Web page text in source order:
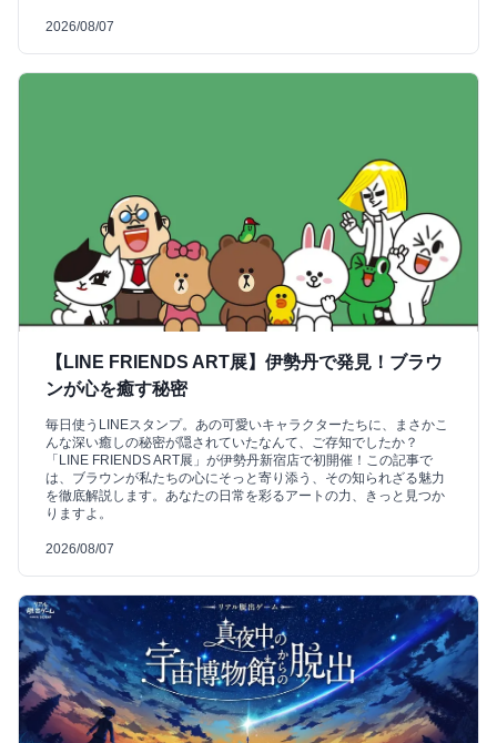
2026/08/07
【LINE FRIENDS ART展】伊勢丹で発見！ブラウ
ンが心を癒す秘密
毎日使うLINEスタンプ。あの可愛いキャラクターたちに、まさかこ
んな深い癒しの秘密が隠されていたなんて、ご存知でしたか？
「LINE FRIENDS ART展」が伊勢丹新宿店で初開催！この記事で
は、ブラウンが私たちの心にそっと寄り添う、その知られざる魅力
を徹底解説します。あなたの日常を彩るアートの力、きっと見つか
りますよ。
2026/08/07